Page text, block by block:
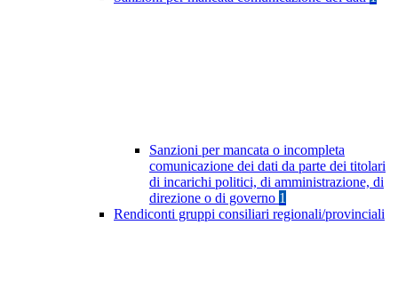
Sanzioni per mancata o incompleta
comunicazione dei dati da parte dei titolari
di incarichi politici, di amministrazione, di
direzione o di governo 1
Rendiconti gruppi consiliari regionali/provinciali